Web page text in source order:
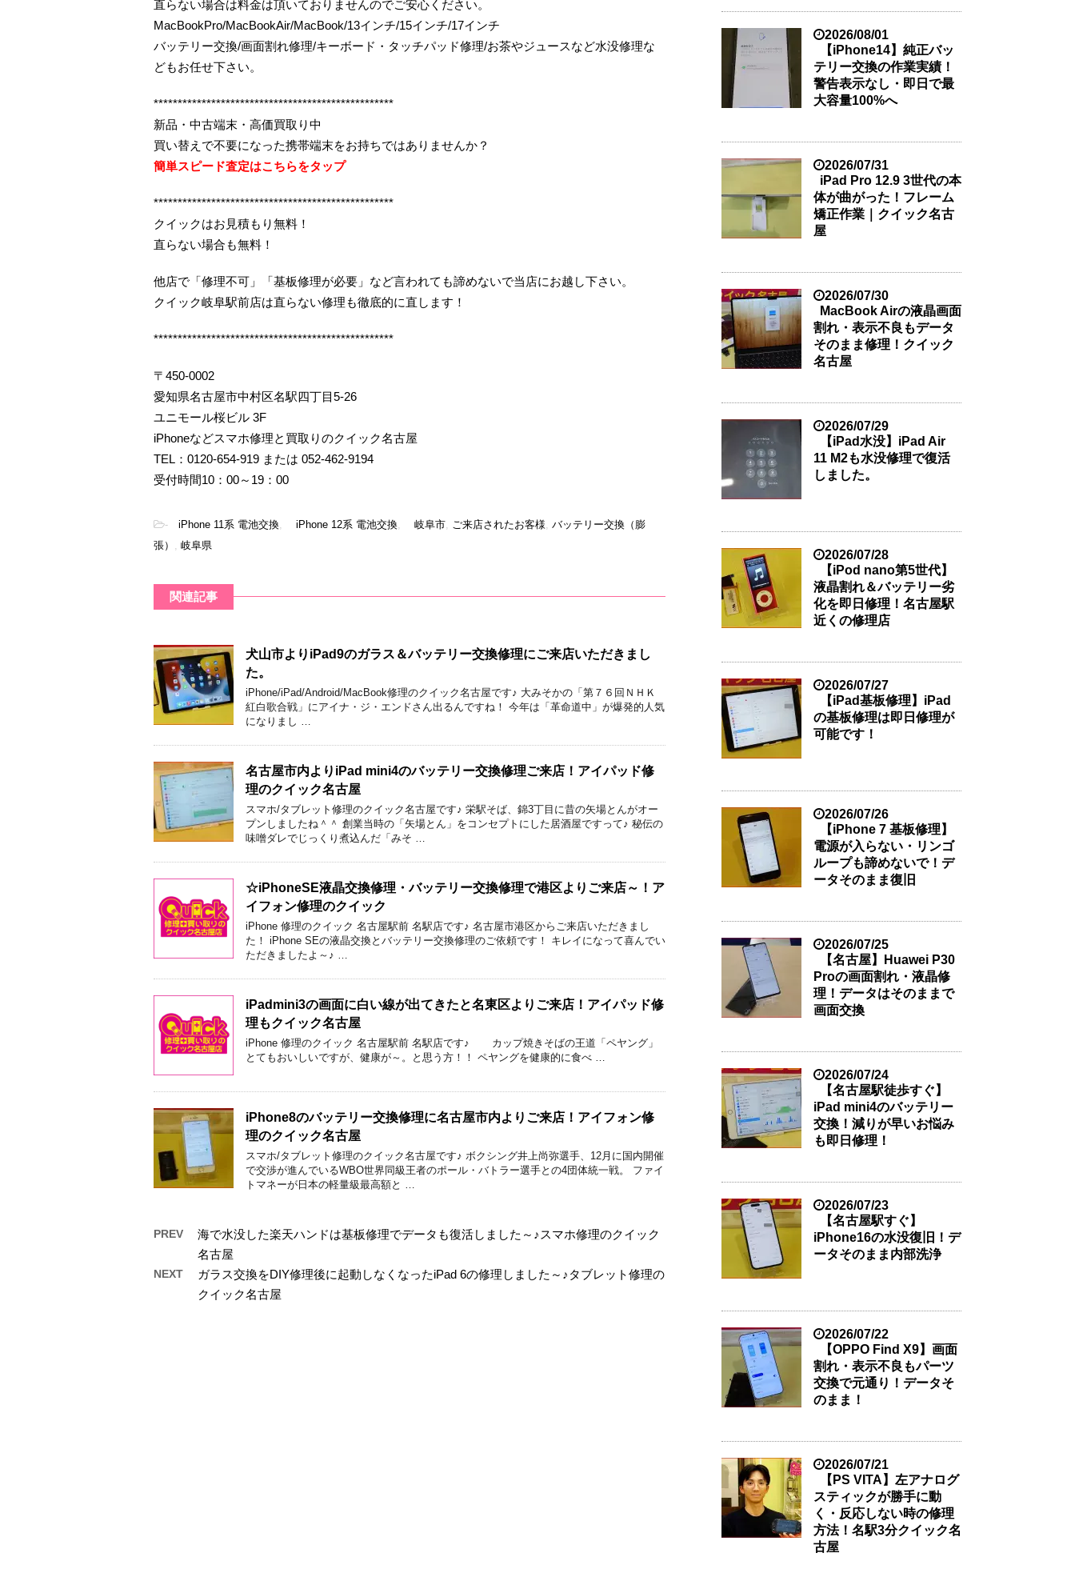
直らない場合は料金は頂いておりませんのでご安心ください。
MacBookPro/MacBookAir/MacBook/13インチ/15インチ/17インチ
バッテリー交換/画面割れ修理/キーボード・タッチパッド修理/お茶やジュースなど水没修理な
どもお任せ下さい。
**************************************************
新品・中古端末・高価買取り中
買い替えで不要になった携帯端末をお持ちではありませんか？
簡単スピード査定はこちらをタップ
**************************************************
クイックはお見積もり無料！
直らない場合も無料！
他店で「修理不可」「基板修理が必要」など言われても諦めないで当店にお越し下さい。
クイック岐阜駅前店は直らない修理も徹底的に直します！
**************************************************
〒450-0002
愛知県名古屋市中村区名駅四丁目5-26
ユニモール桜ビル 3F
iPhoneなどスマホ修理と買取りのクイック名古屋
TEL：0120-654-919 または 052-462-9194
受付時間10：00～19：00
- iPhone 11系 電池交換, iPhone 12系 電池交換, 岐阜市, ご来店されたお客様, バッテリー交換（膨
張） , 岐阜県
関連記事
犬山市よりiPad9のガラス＆バッテリー交換修理にご来店いただきまし
た。
iPhone/iPad/Android/MacBook修理のクイック名古屋です♪ 大みそかの「第７６回ＮＨＫ
紅白歌合戦」にアイナ・ジ・エンドさん出るんですね！ 今年は「革命道中」が爆発的人気
になりまし …
名古屋市内よりiPad mini4のバッテリー交換修理ご来店！アイパッド修
理のクイック名古屋
スマホ/タブレット修理のクイック名古屋です♪ 栄駅そば、錦3丁目に昔の矢場とんがオー
プンしましたね＾＾ 創業当時の「矢場とん」をコンセプトにした居酒屋ですって♪ 秘伝の
味噌ダレでじっくり煮込んだ「みそ …
☆iPhoneSE液晶交換修理・バッテリー交換修理で港区よりご来店～！ア
イフォン修理のクイック
iPhone 修理のクイック 名古屋駅前 名駅店です♪ 名古屋市港区からご来店いただきまし
た！ iPhone SEの液晶交換とバッテリー交換修理のご依頼です！ キレイになって喜んでい
ただきましたよ～♪ …
iPadmini3の画面に白い線が出てきたと名東区よりご来店！アイパッド修
理もクイック名古屋
iPhone 修理のクイック 名古屋駅前 名駅店です♪ カップ焼きそばの王道「ペヤング」
とてもおいしいですが、健康が～。と思う方！！ ペヤングを健康的に食べ …
iPhone8のバッテリー交換修理に名古屋市内よりご来店！アイフォン修
理のクイック名古屋
スマホ/タブレット修理のクイック名古屋です♪ ボクシング井上尚弥選手、12月に国内開催
で交渉が進んでいるWBO世界同級王者のポール・バトラー選手との4団体統一戦。 ファイ
トマネーが日本の軽量級最高額と …
PREV
海で水没した楽天ハンドは基板修理でデータも復活しました～♪スマホ修理のクイック
名古屋
NEXT
ガラス交換をDIY修理後に起動しなくなったiPad 6の修理しました～♪タブレット修理の
クイック名古屋
2026/08/01
【iPhone14】純正バッ
テリー交換の作業実績！
警告表示なし・即日で最
大容量100%へ
2026/07/31
iPad Pro 12.9 3世代の本
体が曲がった！フレーム
矯正作業｜クイック名古
屋
2026/07/30
MacBook Airの液晶画面
割れ・表示不良もデータ
そのまま修理！クイック
名古屋
2026/07/29
【iPad水没】iPad Air
11 M2も水没修理で復活
しました。
2026/07/28
【iPod nano第5世代】
液晶割れ＆バッテリー劣
化を即日修理！名古屋駅
近くの修理店
2026/07/27
【iPad基板修理】iPad
の基板修理は即日修理が
可能です！
2026/07/26
【iPhone 7 基板修理】
電源が入らない・リンゴ
ループも諦めないで！デ
ータそのまま復旧
2026/07/25
【名古屋】Huawei P30
Proの画面割れ・液晶修
理！データはそのままで
画面交換
2026/07/24
【名古屋駅徒歩すぐ】
iPad mini4のバッテリー
交換！減りが早いお悩み
も即日修理！
2026/07/23
【名古屋駅すぐ】
iPhone16の水没復旧！デ
ータそのまま内部洗浄
2026/07/22
【OPPO Find X9】画面
割れ・表示不良もパーツ
交換で元通り！データそ
のまま！
2026/07/21
【PS VITA】左アナログ
スティックが勝手に動
く・反応しない時の修理
方法！名駅3分クイック名
古屋